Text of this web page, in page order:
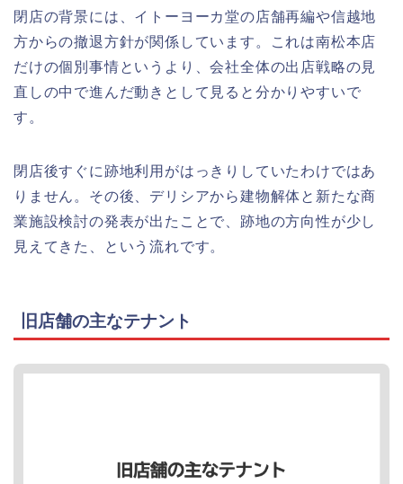
閉店の背景には、イトーヨーカ堂の店舗再編や信越地
方からの撤退方針が関係しています。これは南松本店
だけの個別事情というより、会社全体の出店戦略の見
直しの中で進んだ動きとして見ると分かりやすいで
す。
閉店後すぐに跡地利用がはっきりしていたわけではあ
りません。その後、デリシアから建物解体と新たな商
業施設検討の発表が出たことで、跡地の方向性が少し
見えてきた、という流れです。
旧店舗の主なテナント